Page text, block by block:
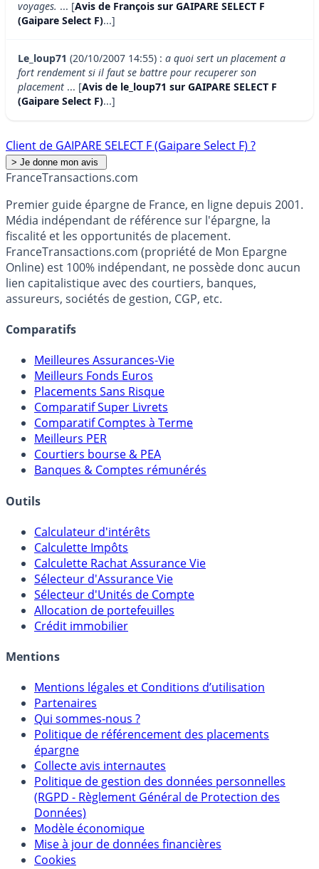
voyages. ... [Avis de François sur GAIPARE SELECT F
(Gaipare Select F)...]
Le_loup71 (20/10/2007 14:55) : a quoi sert un placement a
fort rendement si il faut se battre pour recuperer son
placement ... [Avis de le_loup71 sur GAIPARE SELECT F
(Gaipare Select F)...]
Client de GAIPARE SELECT F (Gaipare Select F) ?
FranceTransactions.com
Premier guide épargne de France, en ligne depuis 2001.
Média indépendant de référence sur l'épargne, la
fiscalité et les opportunités de placement.
FranceTransactions.com (propriété de Mon Epargne
Online) est 100% indépendant, ne possède donc aucun
lien capitalistique avec des courtiers, banques,
assureurs, sociétés de gestion, CGP, etc.
Comparatifs
Meilleures Assurances-Vie
Meilleurs Fonds Euros
Placements Sans Risque
Comparatif Super Livrets
Comparatif Comptes à Terme
Meilleurs PER
Courtiers bourse & PEA
Banques & Comptes rémunérés
Outils
Calculateur d'intérêts
Calculette Impôts
Calculette Rachat Assurance Vie
Sélecteur d'Assurance Vie
Sélecteur d'Unités de Compte
Allocation de portefeuilles
Crédit immobilier
Mentions
Mentions légales et Conditions d’utilisation
Partenaires
Qui sommes-nous ?
Politique de référencement des placements
épargne
Collecte avis internautes
Politique de gestion des données personnelles
(RGPD - Règlement Général de Protection des
Données)
Modèle économique
Mise à jour de données financières
Cookies